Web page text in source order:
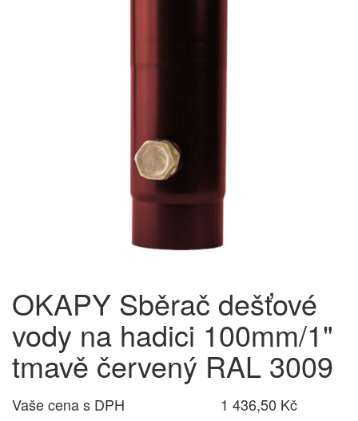
OKAPY Sběrač dešťové
vody na hadici 100mm/1"
tmavě červený RAL 3009
Vaše cena s DPH
1 436,50 Kč